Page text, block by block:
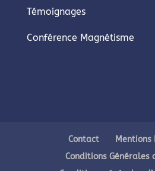
Témoignages
Conférence Magnétisme
Contact
Mentions
Conditions Générales